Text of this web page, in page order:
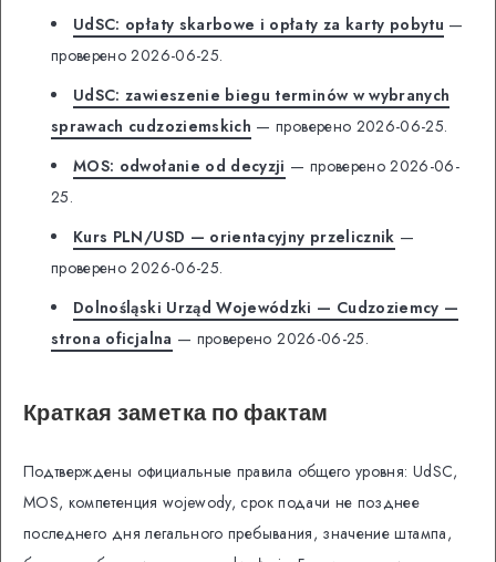
UdSC: opłaty skarbowe i opłaty za karty pobytu —
проверено 2026-06-25.
UdSC: zawieszenie biegu terminów w wybranych
sprawach cudzoziemskich — проверено 2026-06-25.
MOS: odwołanie od decyzji — проверено 2026-06-
25.
Kurs PLN/USD — orientacyjny przelicznik —
проверено 2026-06-25.
Dolnośląski Urząd Wojewódzki — Cudzoziemcy —
strona oficjalna — проверено 2026-06-25.
Краткая заметка по фактам
Подтверждены официальные правила общего уровня: UdSC,
MOS, компетенция wojewody, срок подачи не позднее
последнего дня легального пребывания, значение штампа,